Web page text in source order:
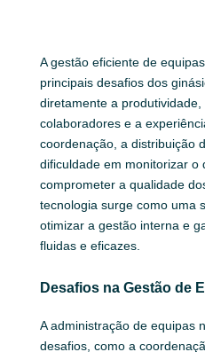
A gestão eficiente de
principais desafios dos
diretamente a
colaboradores e a
coordenação, a distribuição
dificuldade em monitorizar o
comprometer a qualidade
tecnologia surge como uma
otimizar a gestão interna e
fluidas e eficazes.
Desafios na Gestão de
A administração de equipas
desafios, como a